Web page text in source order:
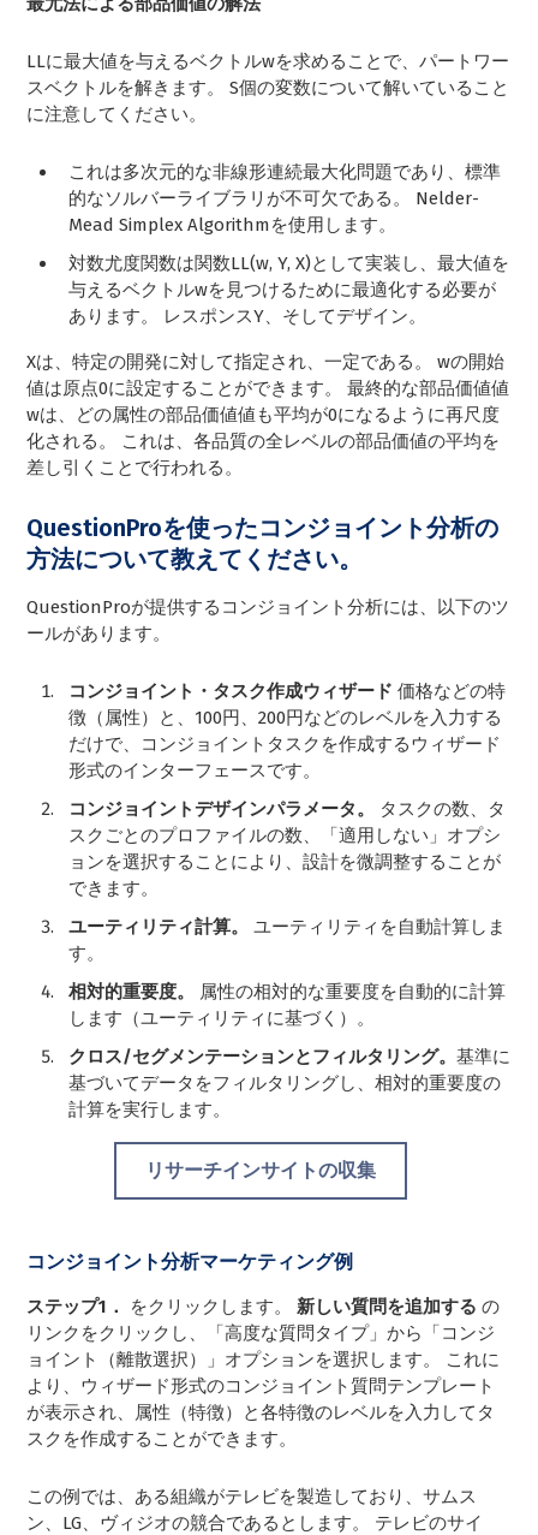
LLに最大値を与えるベクトルwを求めることで、パートワー
スベクトルを解きます。 S個の変数について解いていること
に注意してください。
これは多次元的な非線形連続最大化問題であり、標準
的なソルバーライブラリが不可欠である。 Nelder-
Mead Simplex Algorithmを使用します。
対数尤度関数は関数LL(w, Y, X)として実装し、最大値を
与えるベクトルwを見つけるために最適化する必要が
あります。 レスポンスY、そしてデザイン。
Xは、特定の開発に対して指定され、一定である。 wの開始
値は原点0に設定することができます。 最終的な部品価値値
wは、どの属性の部品価値値も平均が0になるように再尺度
化される。 これは、各品質の全レベルの部品価値の平均を
差し引くことで行われる。
QuestionProを使ったコンジョイント分析の
方法について教えてください。
QuestionProが提供するコンジョイント分析には、以下のツ
ールがあります。
コンジョイント・タスク作成ウィザード価格などの特
徴（属性）と、100円、200円などのレベルを入力する
だけで、コンジョイントタスクを作成するウィザード
形式のインターフェースです。
コンジョイントデザインパラメータ。 タスクの数、タ
スクごとのプロファイルの数、「適用しない」オプシ
ョンを選択することにより、設計を微調整することが
できます。
ユーティリティ計算。ユーティリティを自動計算しま
す。
相対的重要度。 属性の相対的な重要度を自動的に計算
します（ユーティリティに基づく）。
クロス/セグメンテーションとフィルタリング。基準に
基づいてデータをフィルタリングし、相対的重要度の
計算を実行します。
リサーチインサイトの収集
コンジョイント分析マーケティング例
ステップ1． をクリックします。 新しい質問を追加する の
リンクをクリックし、「高度な質問タイプ」から「コンジ
ョイント（離散選択）」オプションを選択します。 これに
より、ウィザード形式のコンジョイント質問テンプレート
が表示され、属性（特徴）と各特徴のレベルを入力してタ
スクを作成することができます。
この例では、ある組織がテレビを製造しており、サムス
ン、LG、ヴィジオの競合であるとします。 テレビのサイ